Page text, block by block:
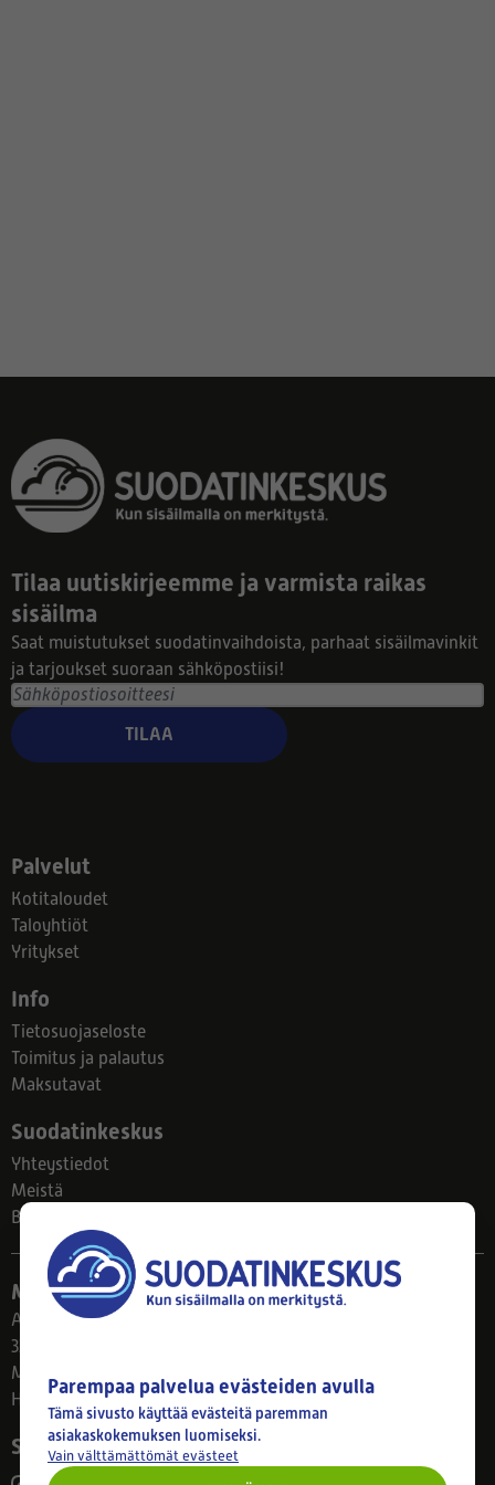
Tilaa uutiskirjeemme ja varmista raikas
sisäilma
Saat muistutukset suodatinvaihdoista, parhaat sisäilmavinkit
ja tarjoukset suoraan sähköpostiisi!
TILAA
Palvelut
Kotitaloudet
Taloyhtiöt
Yritykset
Info
Tietosuojaseloste
Toimitus ja palautus
Maksutavat
Suodatinkeskus
Yhteystiedot
Meistä
Blogi
Myymälä
Ahlmanintie 61
33800 Tampere
Ma–Pe 8–17
Huom! Myymälän poikkeusaukiolot: 27.7.-21.8. klo 8-16
Seuraa meitä
Parempaa palvelua evästeiden avulla
Tämä sivusto käyttää evästeitä paremman
asiakaskokemuksen luomiseksi.
Vain välttämättömät evästeet